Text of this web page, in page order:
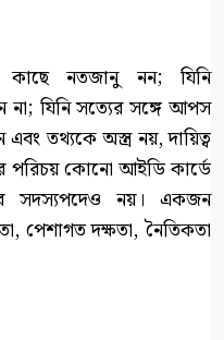
কাছে নতজানু নন; যিনি
না; যিনি সত্যের সঙ্গে আপস
তথ্যকে অস্ত্র নয়, দায়িত্ব
পরিচয় কোনো আইডি কার্ডে
সদস্যপদেও নয়। একজন
পেশাগত দক্ষতা, নৈতিকতা